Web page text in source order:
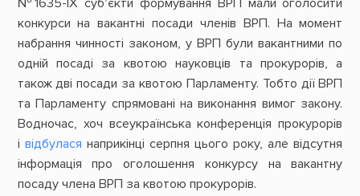
конкурси на вакантні посади членів ВРП. На момент
набрання чинності законом, у ВРП були вакантними по
одній посаді за квотою науковців та прокурорів, а
також дві посади за квотою Парламенту. Тобто дії ВРП
та Парламенту спрямовані на виконання вимог закону.
Водночас, хоч всеукраїнська конференція прокурорів
і відбулася наприкінці серпня цього року, але відсутня
інформація про оголошення конкурсу на вакантну
посаду члена ВРП за квотою прокурорів.